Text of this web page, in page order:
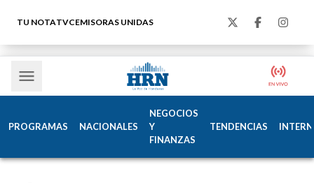
TU NOTATVCEMISORAS UNIDAS
PROGRAMAS NACIONALES
NEGOCIOS
Y
FINANZAS
TENDENCIAS